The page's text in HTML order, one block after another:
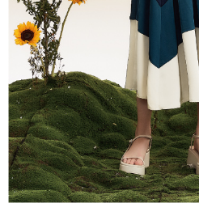
任。
４．使用「AFTEE先享後付」時，將依據
時審查核予不同之上限額度；若仍有額度
請求用戶進行身份認證。
５．嚴禁一人註冊多個帳號或使用他人資
恩沛科技股份有限公司將有權停止該用戶
宅配離島
每筆NT$120，滿NT$2,500(含以上)
付款後門市自取
免運費
海外配送